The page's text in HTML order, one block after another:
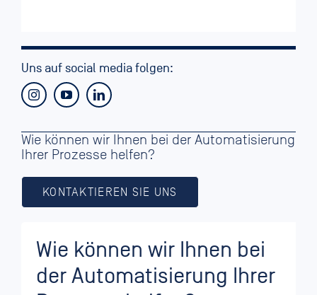
Uns auf social media folgen:
Wie können wir Ihnen bei der Automatisierung
Ihrer Prozesse helfen?
KONTAKTIEREN SIE UNS
Wie können wir Ihnen bei
der Automatisierung Ihrer